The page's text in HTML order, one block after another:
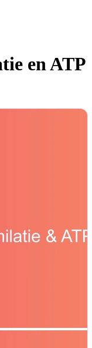
en ATP